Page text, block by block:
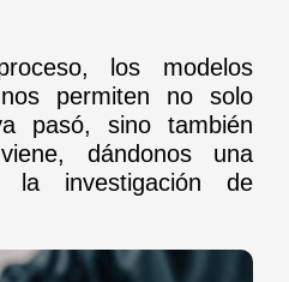
los modelos
permiten no solo
pasó, sino también
dándonos una
la investigación de